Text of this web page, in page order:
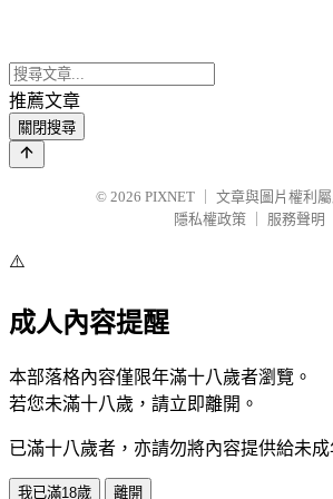
推薦文章
關閉搜尋
© 2026 PIXNET
文章與圖片權利
隱私權政策
服務聲明
⚠️
成人內容提醒
本部落格內容僅限年滿十八歲者瀏覽。
若您未滿十八歲，請立即離開。
已滿十八歲者，亦請勿將內容提供給未成
我已滿18歲 離開